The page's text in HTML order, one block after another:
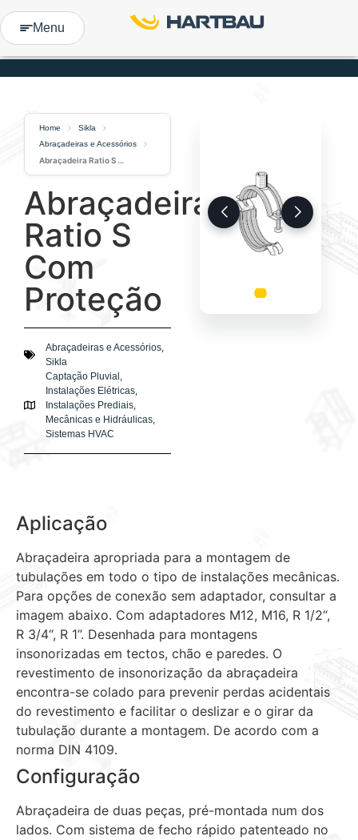
Menu
Home
Sikla
Abraçadeiras e Acessórios
Abraçadeira Ratio S Com Proteção
Abraçadeira
Ratio S
Com
Proteção
Abraçadeiras e Acessórios,
Sikla
Captação Pluvial ,
Instalações Elétricas,
Instalações Prediais,
Mecânicas e Hidráulicas,
Sistemas HVAC
Aplicação
Abraçadeira apropriada para a montagem de
tubulações em todo o tipo de instalações mecânicas.
Para opções de conexão sem adaptador, consultar a
imagem abaixo. Com adaptadores M12, M16, R 1/2“,
R 3/4“, R 1”. Desenhada para montagens
insonorizadas em tectos, chão e paredes. O
revestimento de insonorização da abraçadeira
encontra-se colado para prevenir perdas acidentais
do revestimento e facilitar o deslizar e o girar da
tubulação durante a montagem. De acordo com a
norma DIN 4109.
Configuração
Abraçadeira de duas peças, pré-montada num dos
lados. Com sistema de fecho rápido patenteado no